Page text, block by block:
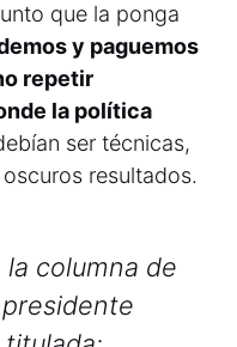
que la ponga
y paguemos
repetir
la política
ser técnicas,
resultados.
columna de